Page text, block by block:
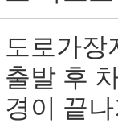
도로가장
출발 후
경이 끝